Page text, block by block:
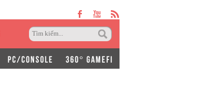
PC/CONSOLE 360° GAMEFI